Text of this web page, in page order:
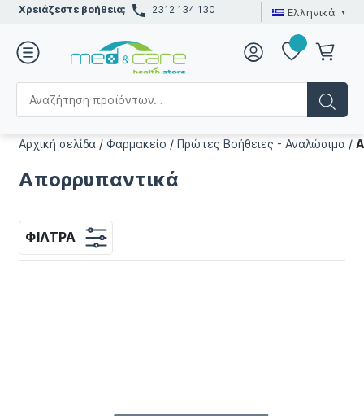
Χρειάζεστε βοήθεια; 2312 134 130 Ελληνικά
Αρχική σελίδα /Φαρμακείο /Πρώτες Βοήθειες - Αναλώσιμα /
Απορρυπαντικά
ΦΊΛΤΡΑ